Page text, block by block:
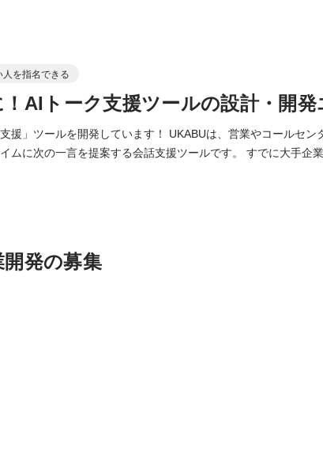
人を指名できる
AIトーク支援ツールの設計・開
援」ツールを開発しています！ UKABUは、営業やコールセン
ムに次の一言を提案する会話支援ツールです。 すでに大手企
これまでの経験を活かしつつ、自社プロダクトを成長させる
発の募集